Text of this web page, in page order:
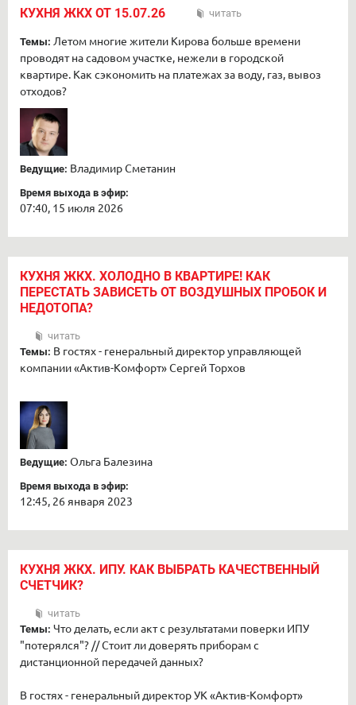
КУХНЯ ЖКХ ОТ 15.07.26 читать
Темы: Летом многие жители Кирова больше времени
проводят на садовом участке, нежели в городской
квартире. Как сэкономить на платежах за воду, газ, вывоз
отходов?
Ведущие: Владимир Сметанин
Время выхода в эфир:
07:40, 15 июля 2026
КУХНЯ ЖКХ. ХОЛОДНО В КВАРТИРЕ! КАК
ПЕРЕСТАТЬ ЗАВИСЕТЬ ОТ ВОЗДУШНЫХ ПРОБОК И
НЕДОТОПА?
читать
Темы: В гостях - генеральный директор управляющей
компании «Актив-Комфорт» Сергей Торхов
Ведущие: Ольга Балезина
Время выхода в эфир:
12:45, 26 января 2023
КУХНЯ ЖКХ. ИПУ. КАК ВЫБРАТЬ КАЧЕСТВЕННЫЙ
СЧЕТЧИК?
читать
Темы: Что делать, если акт с результатами поверки ИПУ
"потерялся"? // Стоит ли доверять приборам с
дистанционной передачей данных?
В гостях - генеральный директор УК «Актив-Комфорт»